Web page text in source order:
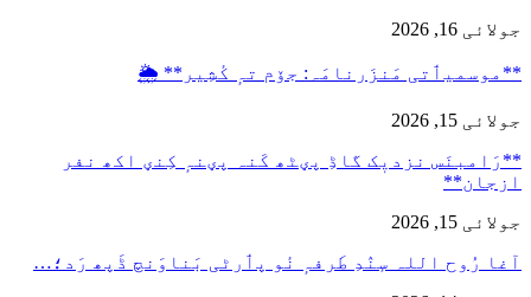
جولائی 16, 2026
**موسمیٲتی مَنزَرنامَہ: جۆم تہٕ کٔشِیر** 🌦️
جولائی 15, 2026
**رَامبنَس نزدیٖک گاڈِ پؠٹھ کَنہ پؠنہٕ کِنؠ اکھ نفر
ازجان**
جولائی 15, 2026
آغا رُوح اللہ سٕنٛدِ طَرفہٕ نٔو پٲرٹی بَناوَنچ ڈَپھ رَد؛…